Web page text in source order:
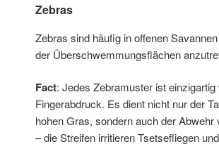
Zebras
Zebras sind häufig in offenen
der Überschwemmungsflächen
Fact: Jedes Zebramuster ist einzigartig
Fingerabdruck. Es dient nicht nur der
hohen Gras, sondern auch der Abwehr
– die Streifen irritieren Tsetsefliegen